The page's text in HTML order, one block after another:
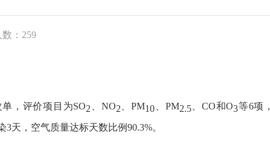
： 259
单，评价项目为SO2 NO2 、PM10 PM2.5 CO和O3等6项，
3天， 空气质量达标天数比例90.3%。